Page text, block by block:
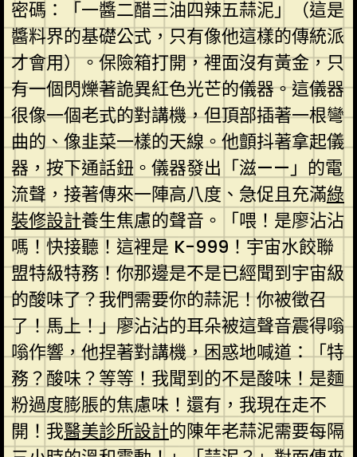
密碼：「一醬二醋三油四辣五蒜泥」（這是
醬料界的基礎公式，只有像他這樣的傳統派
才會用）。保險箱打開，裡面沒有黃金，只
有一個閃爍著詭異紅色光芒的儀器。這儀器
很像一個老式的對講機，但頂部插著一根彎
曲的、像韭菜一樣的天線。他顫抖著拿起儀
器，按下通話鈕。儀器發出「滋——」的電
流聲，接著傳來一陣高八度、急促且充滿綠
裝修設計養生焦慮的聲音。「喂！是廖沾沾
嗎！快接聽！這裡是 K-999！宇宙水餃聯
盟特級特務！你那邊是不是已經聞到宇宙級
的酸味了？我們需要你的蒜泥！你被徵召
了！馬上！」廖沾沾的耳朵被這聲音震得嗡
嗡作響，他捏著對講機，困惑地喊道：「特
務？酸味？等等！我聞到的不是酸味！是麵
粉過度膨脹的焦慮味！還有，我現在走不
開！我醫美診所設計的陳年老蒜泥需要每隔